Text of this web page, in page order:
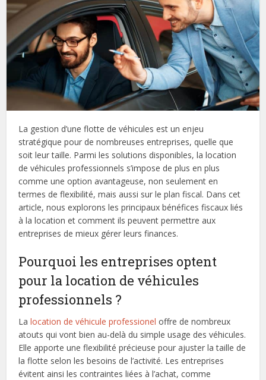
La gestion d’une flotte de véhicules est un enjeu
stratégique pour de nombreuses entreprises, quelle que
soit leur taille. Parmi les solutions disponibles, la location
de véhicules professionnels s’impose de plus en plus
comme une option avantageuse, non seulement en
termes de flexibilité, mais aussi sur le plan fiscal. Dans cet
article, nous explorons les principaux bénéfices fiscaux liés
à la location et comment ils peuvent permettre aux
entreprises de mieux gérer leurs finances.
Pourquoi les entreprises optent
pour la location de véhicules
professionnels ?
Lalocation de véhicule professionel offre de nombreux
atouts qui vont bien au-delà du simple usage des véhicules.
Elle apporte une flexibilité précieuse pour ajuster la taille de
la flotte selon les besoins de l’activité. Les entreprises
évitent ainsi les contraintes liées à l’achat, comme